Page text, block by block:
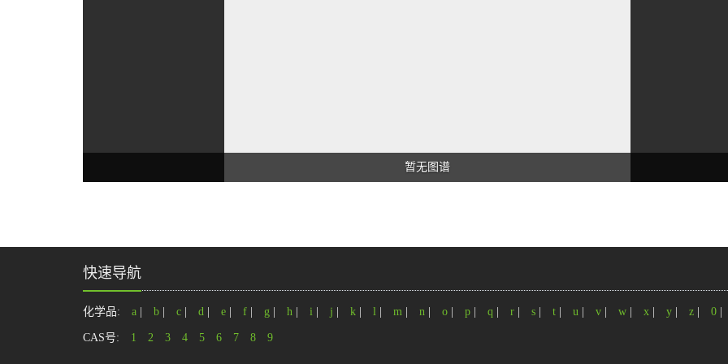
暂无图谱
快速导航
化学品: a b c d e f g h i j k l m n o p q r s t u v w x y z 0
CAS号: 1 2 3 4 5 6 7 8 9